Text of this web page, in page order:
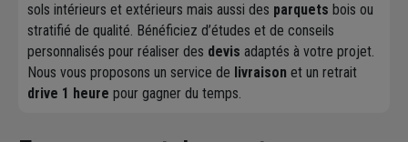
sols intérieurs et extérieurs mais aussi des parquets bois ou
stratifié de qualité. Bénéficiez d’études et de conseils
personnalisés pour réaliser des devis adaptés à votre projet.
Nous vous proposons un service de livraison et un retrait
drive 1 heure pour gagner du temps.